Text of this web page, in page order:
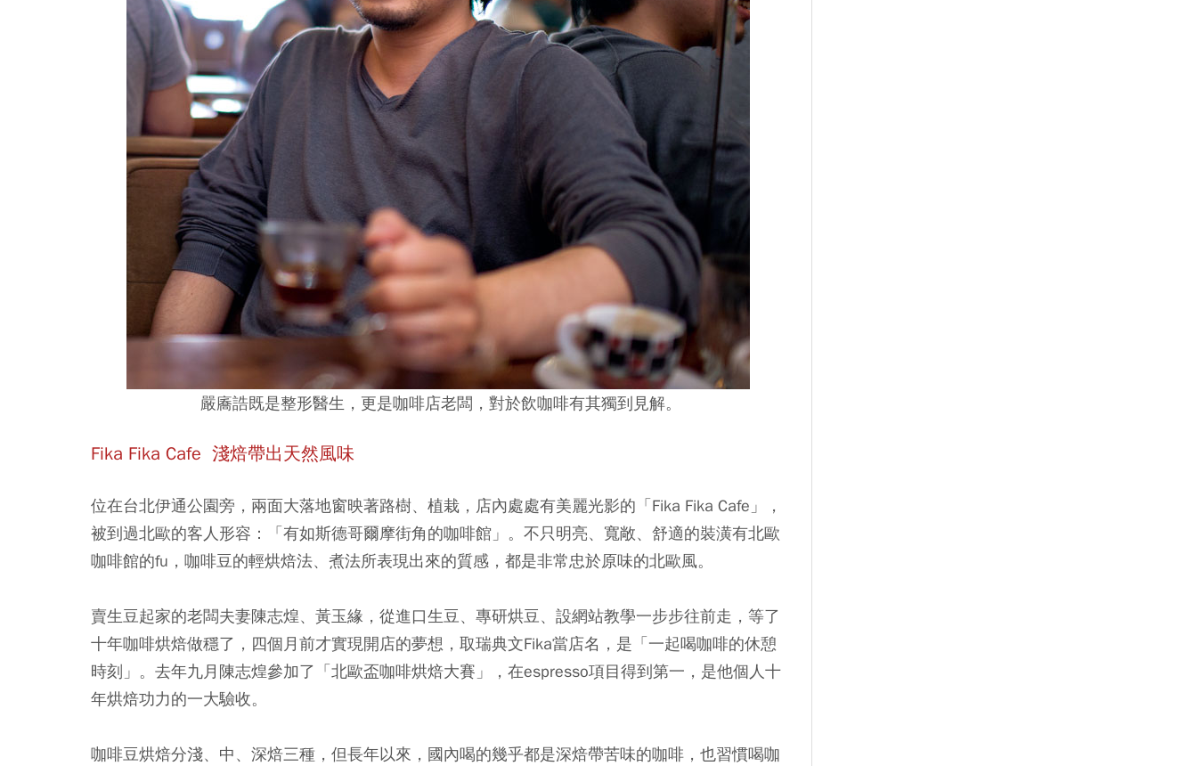
嚴㢗誥既是整形醫生，更是咖啡店老闆，對於飲咖啡有其獨到見解。
Fika Fika Cafe 淺焙帶出天然風味
位在台北伊通公園旁，兩面大落地窗映著路樹、植栽，店內處處有美麗光影的「Fika Fika Cafe」，
被到過北歐的客人形容：「有如斯德哥爾摩街角的咖啡館」。不只明亮、寬敞、舒適的裝潢有北歐
咖啡館的fu，咖啡豆的輕烘焙法、煮法所表現出來的質感，都是非常忠於原味的北歐風。
賣生豆起家的老闆夫妻陳志煌、黃玉緣，從進口生豆、專研烘豆、設網站教學一步步往前走，等了
十年咖啡烘焙做穩了，四個月前才實現開店的夢想，取瑞典文Fika當店名，是「一起喝咖啡的休憩
時刻」。去年九月陳志煌參加了「北歐盃咖啡烘焙大賽」，在espresso項目得到第一，是他個人十
年烘焙功力的一大驗收。
咖啡豆烘焙分淺、中、深焙三種，但長年以來，國內喝的幾乎都是深焙帶苦味的咖啡，也習慣喝咖